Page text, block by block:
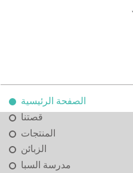
الصفحة الرئيسية
قصتنا
المنتجات
الزبائن
مدرسة السبا